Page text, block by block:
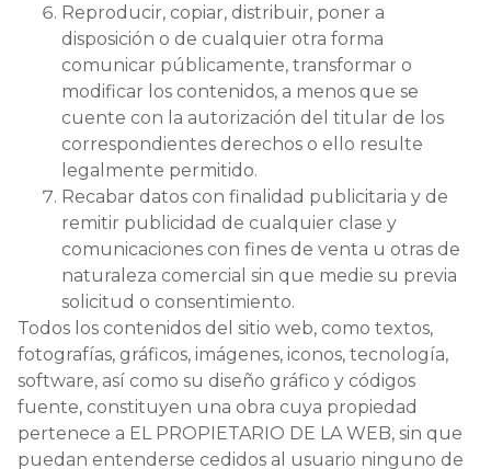
Reproducir, copiar, distribuir, poner a
disposición o de cualquier otra forma
comunicar públicamente, transformar o
modificar los contenidos, a menos que se
cuente con la autorización del titular de los
correspondientes derechos o ello resulte
legalmente permitido.
Recabar datos con finalidad publicitaria y de
remitir publicidad de cualquier clase y
comunicaciones con fines de venta u otras de
naturaleza comercial sin que medie su previa
solicitud o consentimiento.
Todos los contenidos del sitio web, como textos,
fotografías, gráficos, imágenes, iconos, tecnología,
software, así como su diseño gráfico y códigos
fuente, constituyen una obra cuya propiedad
pertenece a EL PROPIETARIO DE LA WEB, sin que
puedan entenderse cedidos al usuario ninguno de